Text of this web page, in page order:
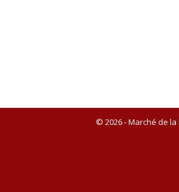
© 2026 - Marché de la